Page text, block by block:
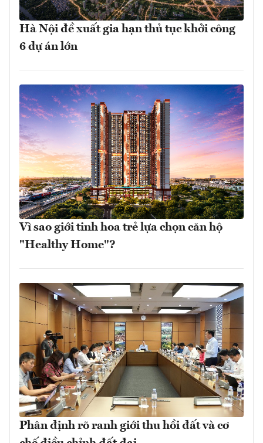
Hà Nội đề xuất gia hạn thủ tục khởi công
6 dự án lớn
Vì sao giới tinh hoa trẻ lựa chọn căn hộ
"Healthy Home"?
Phân định rõ ranh giới thu hồi đất và cơ